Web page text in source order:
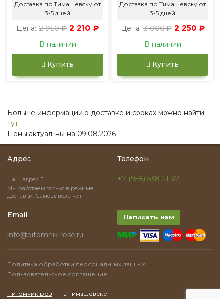
Доставка по Тимашевску от
3-5 дней
Цена: 2 950 ₽ 2 210 ₽
В наличии
Купить
Доставка по Тимашевску от
3-5 дней
Цена: 3 000 ₽ 2 250 ₽
В наличии
Купить
Больше информации о доставке и сроках можно найти
тут.
Цены актуальны на 09.08.2026
Адрес
Наш адрес
Мы работаем только в режиме
доставки. Самовывоза нет.
Телефон
+7 (958) 538-21-62
Email
info@pitomnik-rose.ru
Написать нам
Политика обработки персональных данных ·
Пользовательское соглашение
Питомник роз в Тимашевске